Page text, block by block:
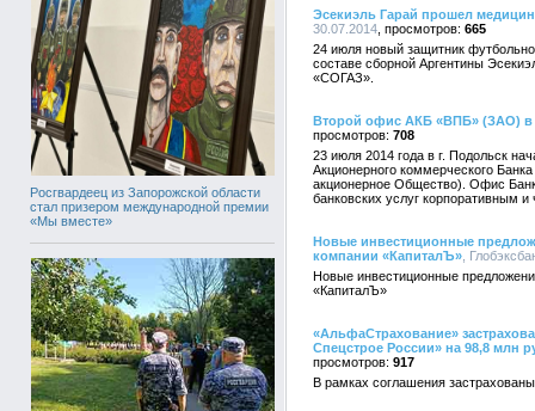
Росгвардеец из Запорожской области
стал призером международной премии
«Мы вместе»
Эсекиэль Гарай прошел
30.07.2014
665
24 июля новый защитник
составе сборной Аргентины
«СОГАЗ».
Второй офис АКБ «ВПБ» (ЗАО) в
708
23 июля 2014 года в г. Подольск
Акционерного коммерческого
акционерное Общество). Офис
банковских услуг корпоративным
Новые инвестиционные
компании «КапиталЪ» ,
Новые инвестиционные
«КапиталЪ»
«АльфаСтрахование»
Спецстрое России» на 98,8 млн
917
В рамках соглашения